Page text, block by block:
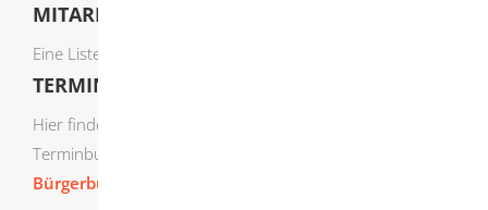
MITARBEITERLISTE
Eine Liste der Mitarbeiter von A-Z finden Sie
TERMIN ONLINE BUCHEN
Hier finden Sie die verfügbaren Sachgebiete zur Online-
Terminbuchung:
Bürgerbüro Termine online buchen